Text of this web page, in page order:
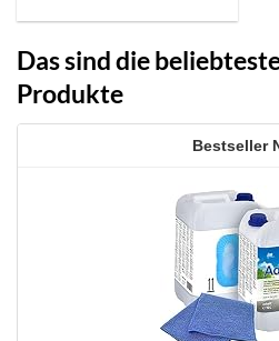
Das sind die
Produkte